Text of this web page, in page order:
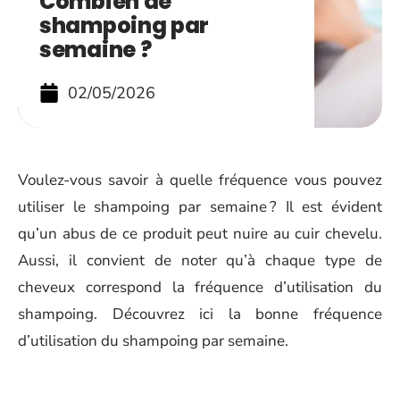
shampoing par
semaine ?
02/05/2026
Voulez-vous savoir à quelle fréquence vous pouvez
utiliser le shampoing par semaine ? Il est évident
qu’un abus de ce produit peut nuire au cuir chevelu.
Aussi, il convient de noter qu’à chaque type de
cheveux correspond la fréquence d’utilisation du
shampoing. Découvrez ici la bonne fréquence
d’utilisation du shampoing par semaine.